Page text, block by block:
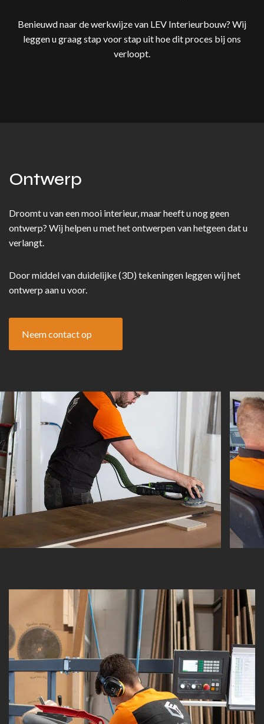
Benieuwd naar de werkwijze van LEV Interieurbouw? Wij
leggen u graag stap voor stap uit hoe dit proces bij ons
verloopt.
Ontwerp
Droomt u van een mooi interieur, maar heeft u nog geen
ontwerp? Wij helpen u met het ontwerpen van hetgeen dat u
verlangt.
Door middel van duidelijke (3D) tekeningen leggen wij het
ontwerp aan u voor.
Neem contact op